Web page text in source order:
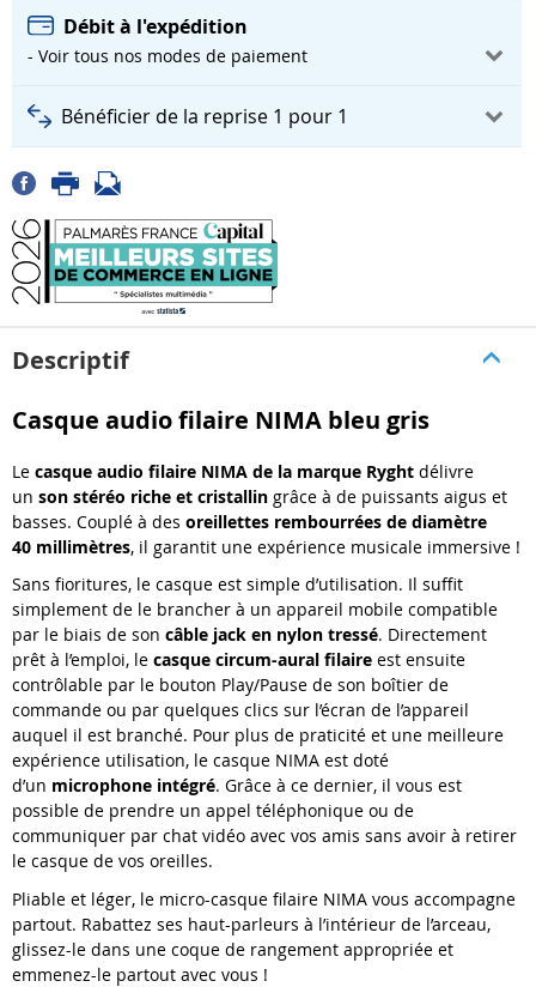
Débit à l'expédition
- Voir tous nos modes de paiement
Bénéficier de la reprise 1 pour 1
Descriptif
Casque audio filaire NIMA bleu gris
Le casque audio filaire NIMA de la marque Ryght délivre
un son stéréo riche et cristallin grâce à de puissants aigus et
basses. Couplé à des oreillettes rembourrées de diamètre
40 millimètres, il garantit une expérience musicale immersive !
Sans fioritures, le casque est simple d’utilisation. Il suffit
simplement de le brancher à un appareil mobile compatible
par le biais de son câble jack en nylon tressé. Directement
prêt à l’emploi, le casque circum-aural filaire est ensuite
contrôlable par le bouton Play/Pause de son boîtier de
commande ou par quelques clics sur l’écran de l’appareil
auquel il est branché. Pour plus de praticité et une meilleure
expérience utilisation, le casque NIMA est doté
d’un microphone intégré. Grâce à ce dernier, il vous est
possible de prendre un appel téléphonique ou de
communiquer par chat vidéo avec vos amis sans avoir à retirer
le casque de vos oreilles.
Pliable et léger, le micro-casque filaire NIMA vous accompagne
partout. Rabattez ses haut-parleurs à l’intérieur de l’arceau,
glissez-le dans une coque de rangement appropriée et
emmenez-le partout avec vous !